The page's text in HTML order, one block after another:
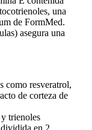
una
de FormMed.
asegura una
como resveratrol,
de corteza de
trienoles